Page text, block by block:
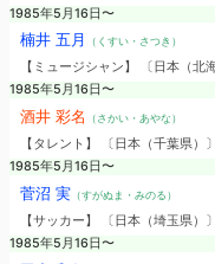
1985年5月16日〜
楠井 五月 （くすい・さつき）
【ミュージシャン】 〔日本（北
1985年5月16日〜
酒井 彩名 （さかい・あやな）
【タレント】 〔日本（千葉県）〕
1985年5月16日〜
菅沼 実（すがぬま・みのる）
【サッカー】 〔日本（埼玉県）〕
1985年5月16日〜